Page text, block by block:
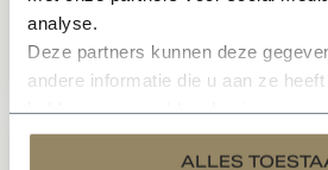
analyse.
Deze partners kunnen deze
andere informatie die u aan ze
services.
ALLES
33,- Per m
Belakos